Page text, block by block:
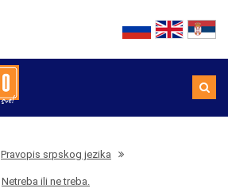
Pravopis srpskog jezika
Netreba ili ne treba.